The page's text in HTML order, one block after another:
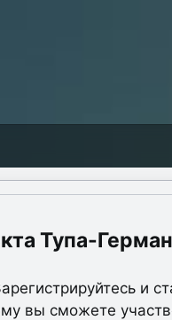
Тупа-
и
вы сможете